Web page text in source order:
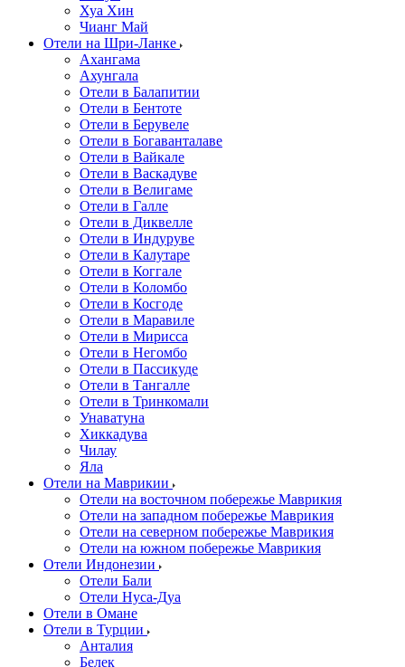
Хуа Хин
Чианг Май
Отели на Шри-Ланке
Ахангама
Ахунгала
Отели в Балапитии
Отели в Бентоте
Отели в Берувеле
Отели в Богаванталаве
Отели в Вайкале
Отели в Васкадуве
Отели в Велигаме
Отели в Галле
Отели в Диквелле
Отели в Индуруве
Отели в Калутаре
Отели в Коггале
Отели в Коломбо
Отели в Косгоде
Отели в Маравиле
Отели в Мирисса
Отели в Негомбо
Отели в Пассикуде
Отели в Тангалле
Отели в Тринкомали
Унаватуна
Хиккадува
Чилау
Яла
Отели на Маврикии
Отели на восточном побережье Маврикия
Отели на западном побережье Маврикия
Отели на северном побережье Маврикия
Отели на южном побережье Маврикия
Отели Индонезии
Отели Бали
Отели Нуса-Дуа
Отели в Омане
Отели в Турции
Анталия
Белек